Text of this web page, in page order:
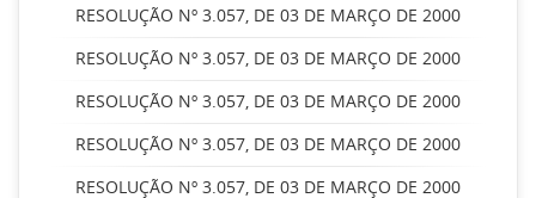
RESOLUÇÃO Nº 3.057, DE 03 DE MARÇO DE 2000
RESOLUÇÃO Nº 3.057, DE 03 DE MARÇO DE 2000
RESOLUÇÃO Nº 3.057, DE 03 DE MARÇO DE 2000
RESOLUÇÃO Nº 3.057, DE 03 DE MARÇO DE 2000
RESOLUÇÃO Nº 3.057, DE 03 DE MARÇO DE 2000